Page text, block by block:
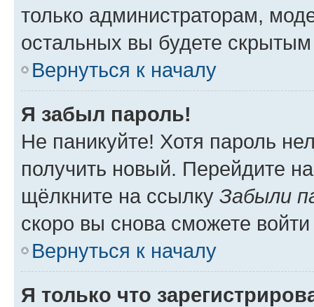
только администраторам,
остальных вы будете
Вернуться к началу
Я забыл пароль!
Не паникуйте! Хотя пароль
получить новый. Перейдите
щёлкните на ссылку Забыли
скоро вы снова сможете
Вернуться к началу
Я только что